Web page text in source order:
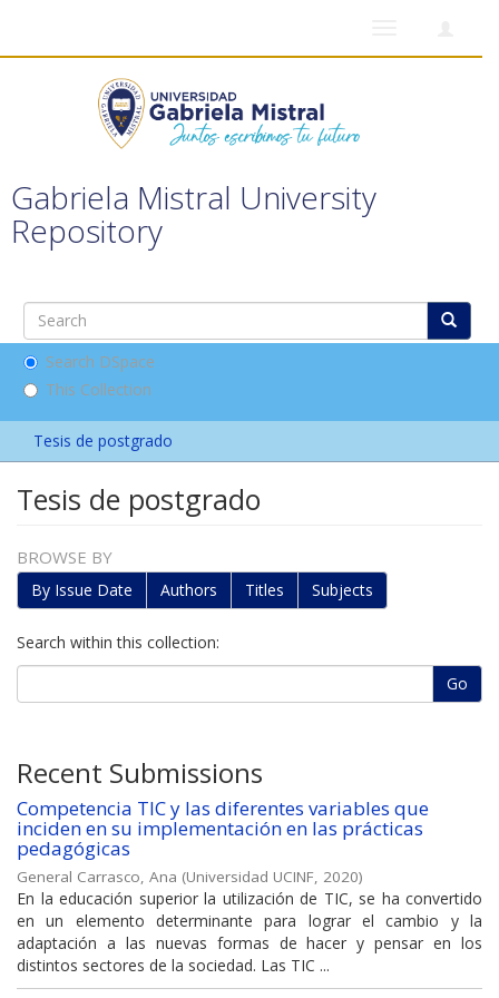
Gabriela Mistral University
Repository
Search DSpace
This Collection
Tesis de postgrado
Tesis de postgrado
BROWSE BY
By Issue Date Authors Titles Subjects
Search within this collection:
Go
Recent Submissions
Competencia TIC y las diferentes variables que
inciden en su implementación en las prácticas
pedagógicas
General Carrasco, Ana (Universidad UCINF, 2020)
En la educación superior la utilización de TIC, se ha convertido
en un elemento determinante para lograr el cambio y la
adaptación a las nuevas formas de hacer y pensar en los
distintos sectores de la sociedad. Las TIC ...